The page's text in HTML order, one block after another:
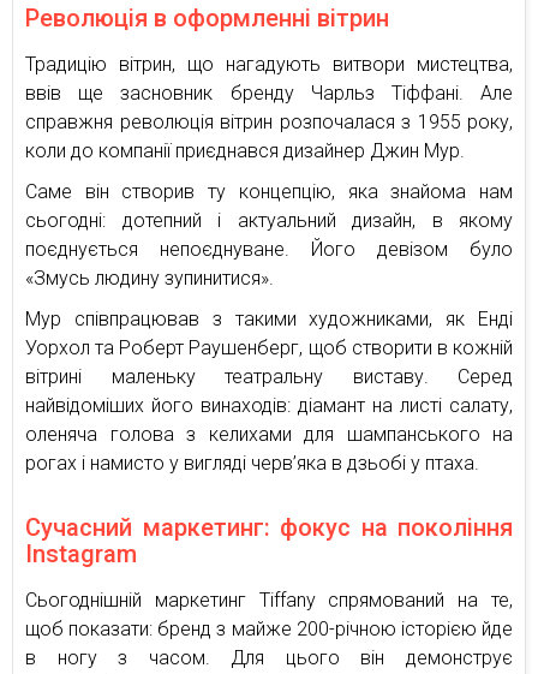
Революція в оформленні вітрин
Традицію вітрин, що нагадують витвори мистецтва,
ввів ще засновник бренду Чарльз Тіффані. Але
справжня революція вітрин розпочалася з 1955 року,
коли до компанії приєднався дизайнер Джин Мур.
Саме він створив ту концепцію, яка знайома нам
сьогодні: дотепний і актуальний дизайн, в якому
поєднується непоєднуване. Його девізом було
«Змусь людину зупинитися».
Мур співпрацював з такими художниками, як Енді
Уорхол та Роберт Раушенберг, щоб створити в кожній
вітрині маленьку театральну виставу. Серед
найвідоміших його винаходів: діамант на листі салату,
оленяча голова з келихами для шампанського на
рогах і намисто у вигляді черв’яка в дзьобі у птаха.
Сучасний маркетинг: фокус на покоління
Instagram
Сьогоднішній маркетинг Tiffany спрямований на те,
щоб показати: бренд з майже 200-річною історією йде
в ногу з часом. Для цього він демонструє